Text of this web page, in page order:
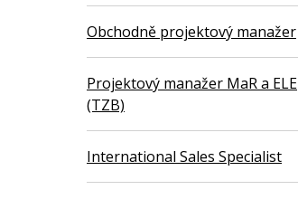
Obchodně projektový manažer
Projektový manažer MaR a ELE
(TZB)
International Sales Specialist